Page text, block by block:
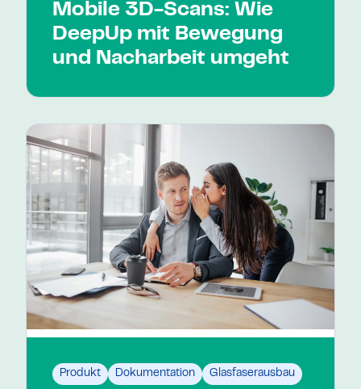
Mobile 3D-Scans: Wie
DeepUp mit Bewegung
und Nacharbeit umgeht
Produkt Dokumentation Glasfaserausbau